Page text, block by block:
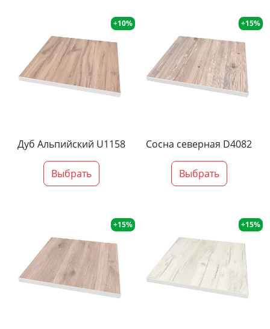
+10%
Дуб Альпийский U1158
Выбрать
+15%
Сосна северная D4082
Выбрать
+15% +15%